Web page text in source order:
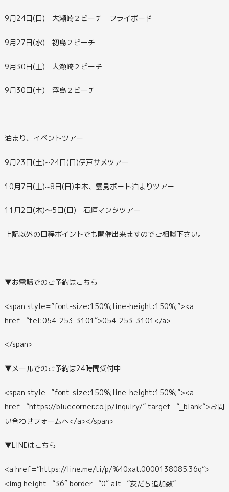
9月24日(日) 大瀬崎２ビーチ フライボード
9月27日(水) 初島２ビーチ
9月30日(土) 大瀬崎２ビーチ
9月30日(土) 浮島２ビーチ
泊まり、イベントツアー
9月23日(土)~24日(日)伊戸サメツアー
10月7日(土)~8日(日)中木、雲見ボート泊まりツアー
11月2日(木)～5日(日) 石垣マンタツアー
上記以外の日程ポイントでも開催出来ますのでご相談下さい。
▼お電話でのご予約はこちら
<span style=”font-size:150%;line-height:150%;”><a
href=”tel:054-253-3101″>054-253-3101</a>
</span>
▼メールでのご予約は24時間受付中
<span style=”font-size:150%;line-height:150%;”><a
href=”https://bluecorner.co.jp/inquiry/” target=”_blank”>お問
い合わせフォームへ</a></span>
▼LINEはこちら
<a href=”https://line.me/ti/p/%40xat.0000138085.36q”>
<img height=”36″ border=”0″ alt=”友だち追加数”